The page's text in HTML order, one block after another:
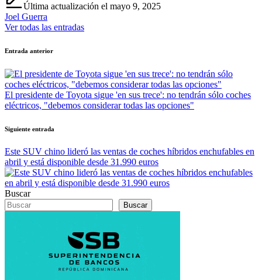
Última actualización el mayo 9, 2025
Joel Guerra
Ver todas las entradas
Navegación
de
entradas
Entrada anterior
El presidente de Toyota sigue 'en sus trece': no tendrán sólo coches
eléctricos, "debemos considerar todas las opciones"
Siguiente entrada
Este SUV chino lideró las ventas de coches híbridos enchufables en
abril y está disponible desde 31.990 euros
Buscar
Buscar